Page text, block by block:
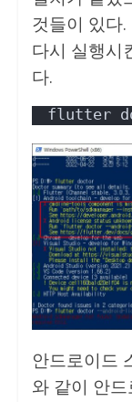
것들이 있다
다시 실행시
다.
flutter
안드로이드
와 같이 안